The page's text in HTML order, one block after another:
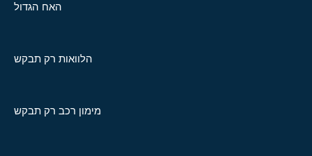
האח הגדול
הלוואות רק תבקש
מימון רכב רק תבקש